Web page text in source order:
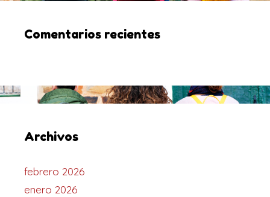
Comentarios recientes
Archivos
febrero 2026
enero 2026